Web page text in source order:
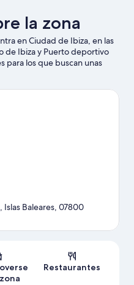
la zona
en Ciudad de Ibiza, en las
de Ibiza y Puerto deportivo
para los que buscan unas
sumergirte en la naturaleza,
Puedes consultar el
Islas Baleares, 07800
Restaurantes